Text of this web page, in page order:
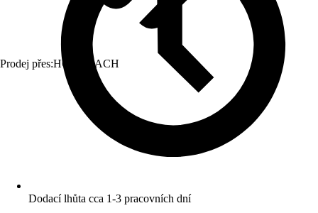
Prodej přes:HORNBACH
Dodací lhůta cca 1-3 pracovních dní